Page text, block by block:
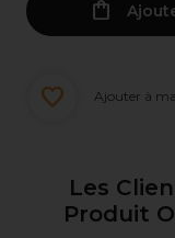
Ajouter à
Les
Produit